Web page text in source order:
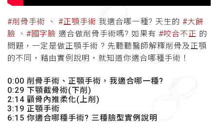
#削骨手術 、 #正顎手術 我適合哪一種? 天生的 #大餅
臉 、 #國字臉 適合做削骨手術嗎? 如果有 #咬合不正 的
問題，一定是做正顎手術 ? 先聽聽醫師解釋削骨及正顎
的不同，藉由實例說明，就知道你適合哪種手術！
0:00 削骨手術、正顎手術，我適合哪一種?
0:29 下顎截骨術(下削)
2:14 顴骨內推柔化(上削)
3:19 正顎手術
6:15 你適合哪種手術? 三種臉型實例說明